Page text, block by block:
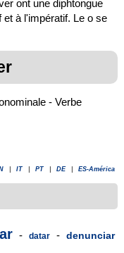
ont une diphtongue
à l'impératif. Le o se
- Verbe
IT PT DE ES-América
- datar - denunciar